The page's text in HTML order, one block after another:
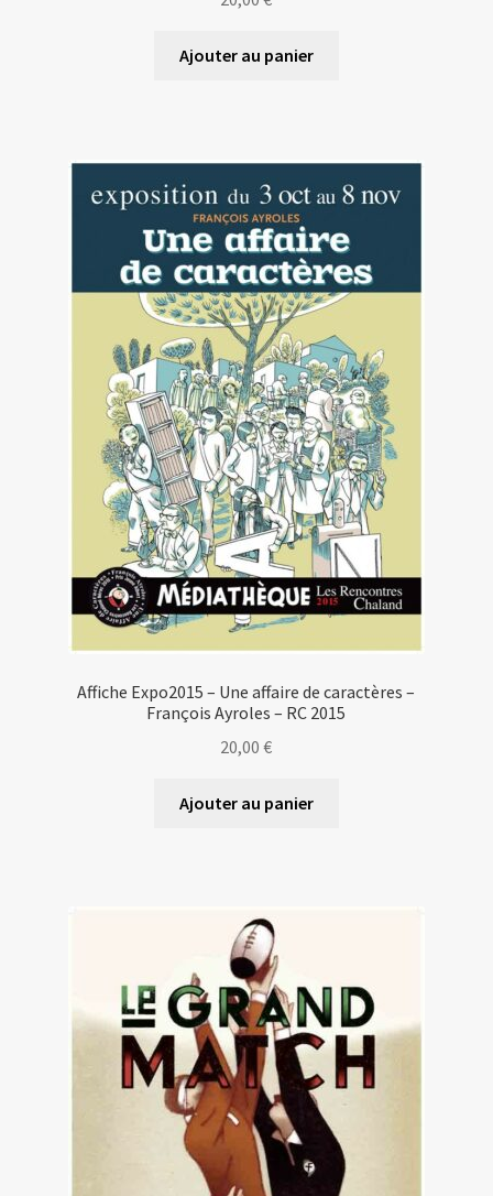
Ajouter au panier
Affiche Expo2015 – Une affaire de caractères –
François Ayroles – RC 2015
20,00€
Ajouter au panier